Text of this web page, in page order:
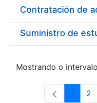
Mostrando o
Páxina
1 2